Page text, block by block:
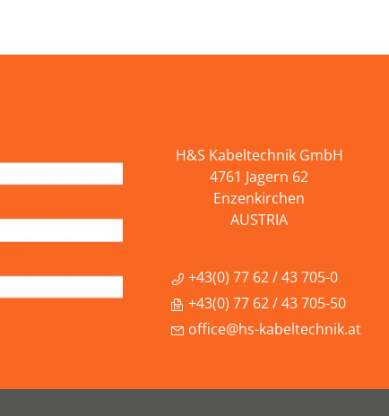
H&S Kabeltechnik GmbH
4761 Jagern 62
Enzenkirchen
AUSTRIA
+43(0) 77 62 / 43 705-0
+43(0) 77 62 / 43 705-50
office@hs-kabeltechnik.at